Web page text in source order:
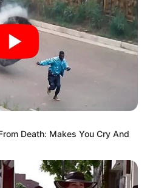
zeigen
kostenlos
Death: Makes You Cry And